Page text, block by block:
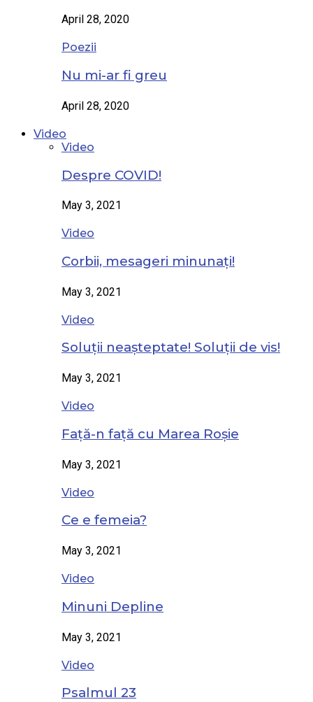
April 28, 2020
Poezii
Nu mi-ar fi greu
April 28, 2020
Video
Video
Despre COVID!
May 3, 2021
Video
Corbii, mesageri minunați!
May 3, 2021
Video
Soluții neașteptate! Soluții de vis!
May 3, 2021
Video
Față-n față cu Marea Roșie
May 3, 2021
Video
Ce e femeia?
May 3, 2021
Video
Minuni Depline
May 3, 2021
Video
Psalmul 23